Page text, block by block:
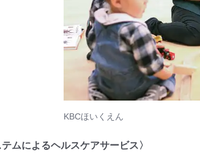
KBCほいくえん
ムによるヘルスケアサービス〉